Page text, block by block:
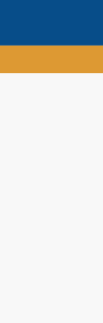
contenido